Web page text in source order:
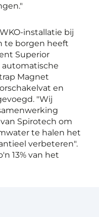
installatie bij
te borgen heeft
Superior
automatische
Magnet
en
"Wij
Spirotech om
te halen het
verbeteren".
13% van het